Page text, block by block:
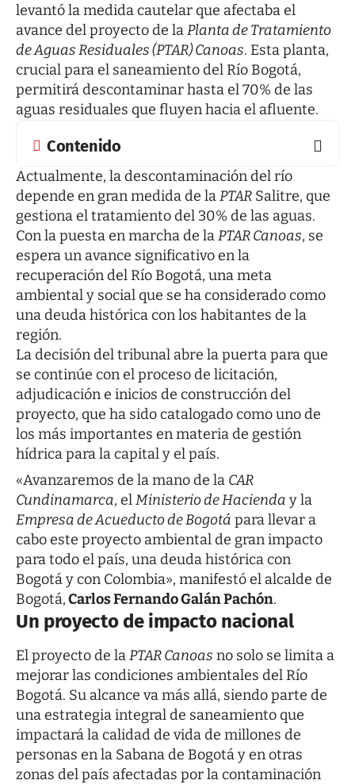
levantó la medida cautelar que afectaba el
avance del proyecto de laPlanta de Tratamiento
de Aguas Residuales (PTAR) Canoas. Esta planta,
crucial para el saneamiento del Río Bogotá,
permitirá descontaminar hasta el 70% de las
aguas residuales que fluyen hacia el afluente.
Contenido
Actualmente, la descontaminación del río
depende en gran medida de laPTAR Salitre, que
gestiona el tratamiento del 30% de las aguas.
Con la puesta en marcha de laPTAR Canoas, se
espera un avance significativo en la
recuperación del Río Bogotá, una meta
ambiental y social que se ha considerado como
una deuda histórica con los habitantes de la
región.
La decisión del tribunal abre la puerta para que
se continúe con el proceso de licitación,
adjudicación e inicios de construcción del
proyecto, que ha sido catalogado como uno de
los más importantes en materia de gestión
hídrica para la capital y el país.
«Avanzaremos de la mano de la CAR
Cundinamarca, elMinisterio de Hacienda y la
Empresa de Acueducto de Bogotá para llevar a
cabo este proyecto ambiental de gran impacto
para todo el país, una deuda histórica con
Bogotá y con Colombia», manifestó el alcalde de
Bogotá,Carlos Fernando Galán Pachón.
Un proyecto de impacto nacional
El proyecto de laPTAR Canoas no solo se limita a
mejorar las condiciones ambientales del Río
Bogotá. Su alcance va más allá, siendo parte de
una estrategia integral de saneamiento que
impactará la calidad de vida de millones de
personas en la Sabana de Bogotá y en otras
zonas del país afectadas por la contaminación